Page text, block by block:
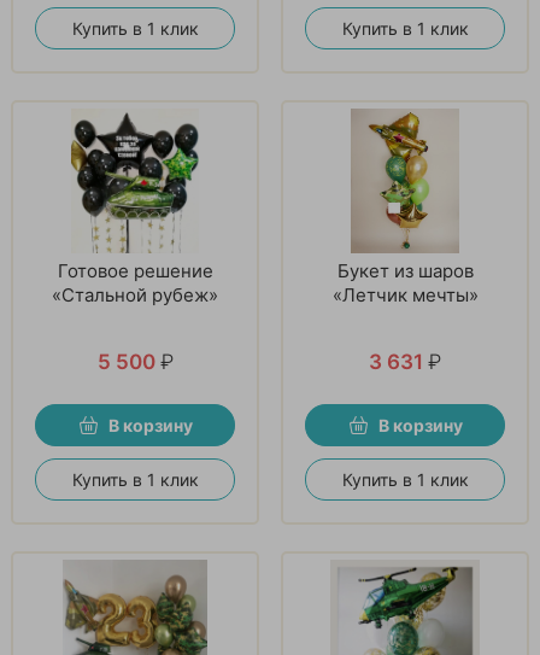
Купить в 1 клик Купить в 1 клик
Готовое решение
«Стальной рубеж»
5 500 ₽
В корзину
Купить в 1 клик
Букет из шаров
«Летчик мечты»
3 631 ₽
В корзину
Купить в 1 клик